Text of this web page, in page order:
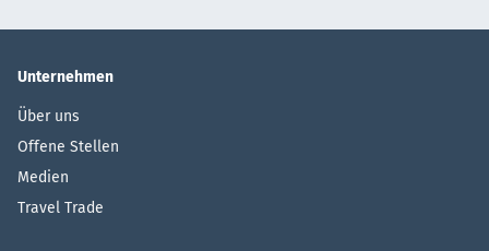
Unternehmen
Über uns
Offene Stellen
Medien
Travel Trade